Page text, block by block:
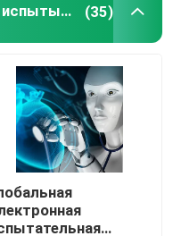
Лаборатории электроники испытывая (35)